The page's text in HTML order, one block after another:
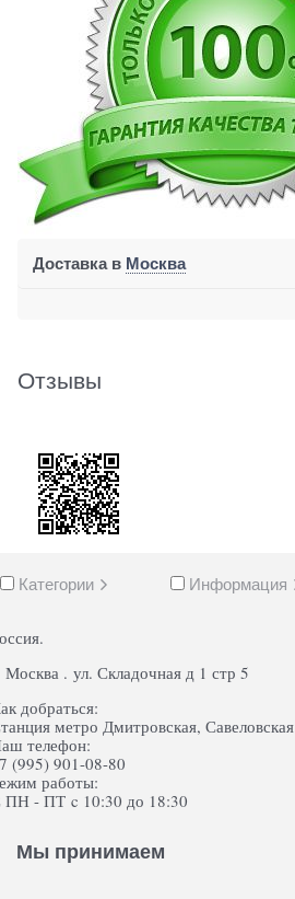
Доставка в Москва
Отзывы
Категории
Информация
Москва . ул. Складочная д 1 стр 5
добраться:
метро Дмитровская, Савеловская
телефон:
(995) 901-08-80
работы:
ПН - ПТ c 10:30 до 18:30
Мы принимаем